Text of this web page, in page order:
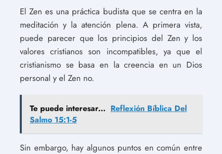
El Zen es una práctica budista que se centra en la
meditación y la atención plena. A primera vista,
puede parecer que los principios del Zen y los
valores cristianos son incompatibles, ya que el
cristianismo se basa en la creencia en un Dios
personal y el Zen no.
Te puede interesar... Reflexión Bíblica Del
Salmo 15:1-5
Sin embargo, hay algunos puntos en común entre